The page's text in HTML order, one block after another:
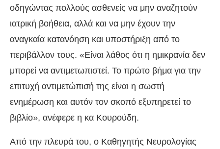
οδηγώντας πολλούς ασθενείς να μην αναζητούν
ιατρική βοήθεια, αλλά και να μην έχουν την
αναγκαία κατανόηση και υποστήριξη από το
περιβάλλον τους. «Είναι λάθος ότι η ημικρανία δεν
μπορεί να αντιμετωπιστεί. Το πρώτο βήμα για την
επιτυχή αντιμετώπισή της είναι η σωστή
ενημέρωση και αυτόν τον σκοπό εξυπηρετεί το
βιβλίο», ανέφερε η κα Κουρούδη.
Από την πλευρά του, ο Καθηγητής Νευρολογίας